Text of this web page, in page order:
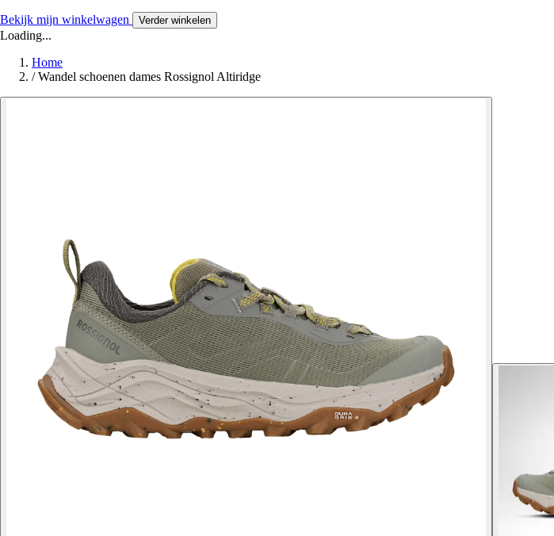
Bekijk mijn winkelwagen Verder winkelen
Loading...
Home
/ Wandel schoenen dames Rossignol Altiridge